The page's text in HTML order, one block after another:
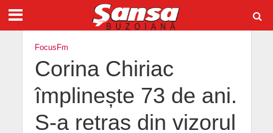
FocusFm
Corina Chiriac
împlinește 73 de ani.
S-a retras din vizorul